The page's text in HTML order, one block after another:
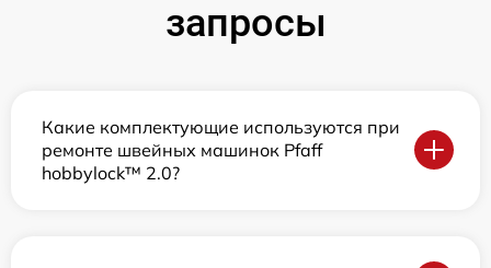
запросы
Какие комплектующие используются при
ремонте швейных машинок Pfaff
hobbylock™ 2.0?